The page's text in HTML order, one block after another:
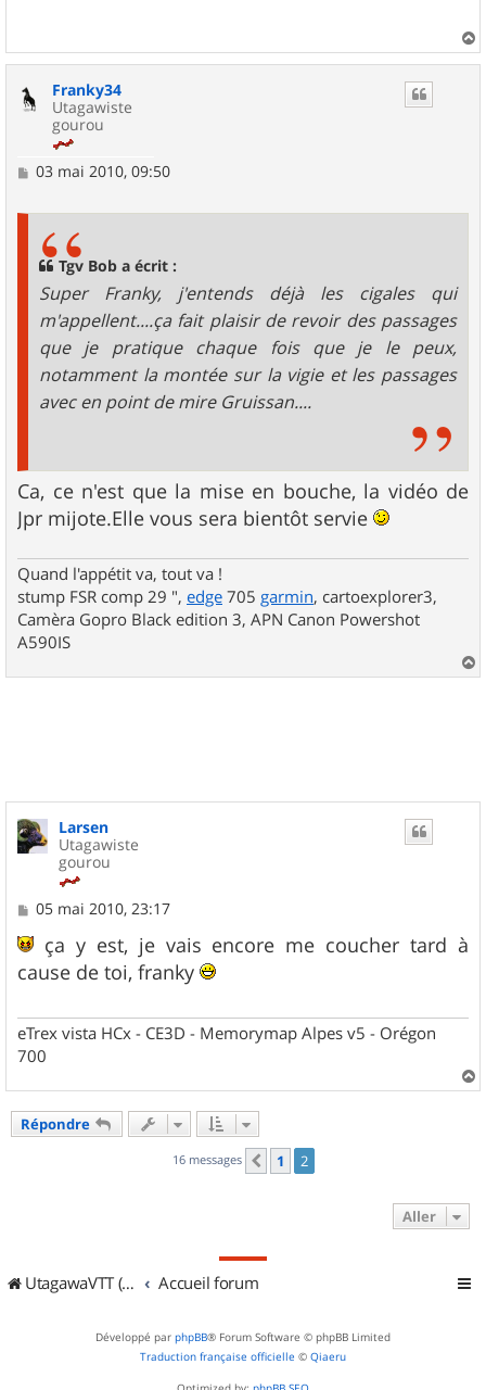
a
Franky34
Utagawiste
gourou
M
03 mai 2010, 09:50
Tgv Bob a écrit :
Super Franky, j'entends déjà les cigales qui
m'appellent....ça fait plaisir de revoir des passages
que je pratique chaque fois que je le peux,
notamment la montée sur la vigie et les passages
avec en point de mire Gruissan....
Ca, ce n'est que la mise en bouche, la vidéo de
Jpr mijote.Elle vous sera bientôt servie
Quand l'appétit va, tout va !
stump FSR comp 29 ", edge 705 garmin, cartoexplorer3,
Camèra Gopro Black edition 3, APN Canon Powershot
A590IS
a
Larsen
Utagawiste
gourou
M
s
a
05 mai 2010, 23:17
ça y est, je vais encore me coucher tard à
cause de toi, franky
eTrex vista HCx - CE3D - Memorymap Alpes v5 - Orégon
700
a
Répondre
16 messages Précédent
1 2
Aller
UtagawaVTT (Randos VTT et VTTAE avec traces GPS) Accueil forum
Développé par phpBB® Forum Software © phpBB Limited
Traduction française officielle © Qiaeru